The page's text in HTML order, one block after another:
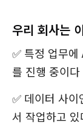
우리 회사는
✅ 특정 업무
를 진행 중이다
✅ 데이터 사
서 작업하고 있